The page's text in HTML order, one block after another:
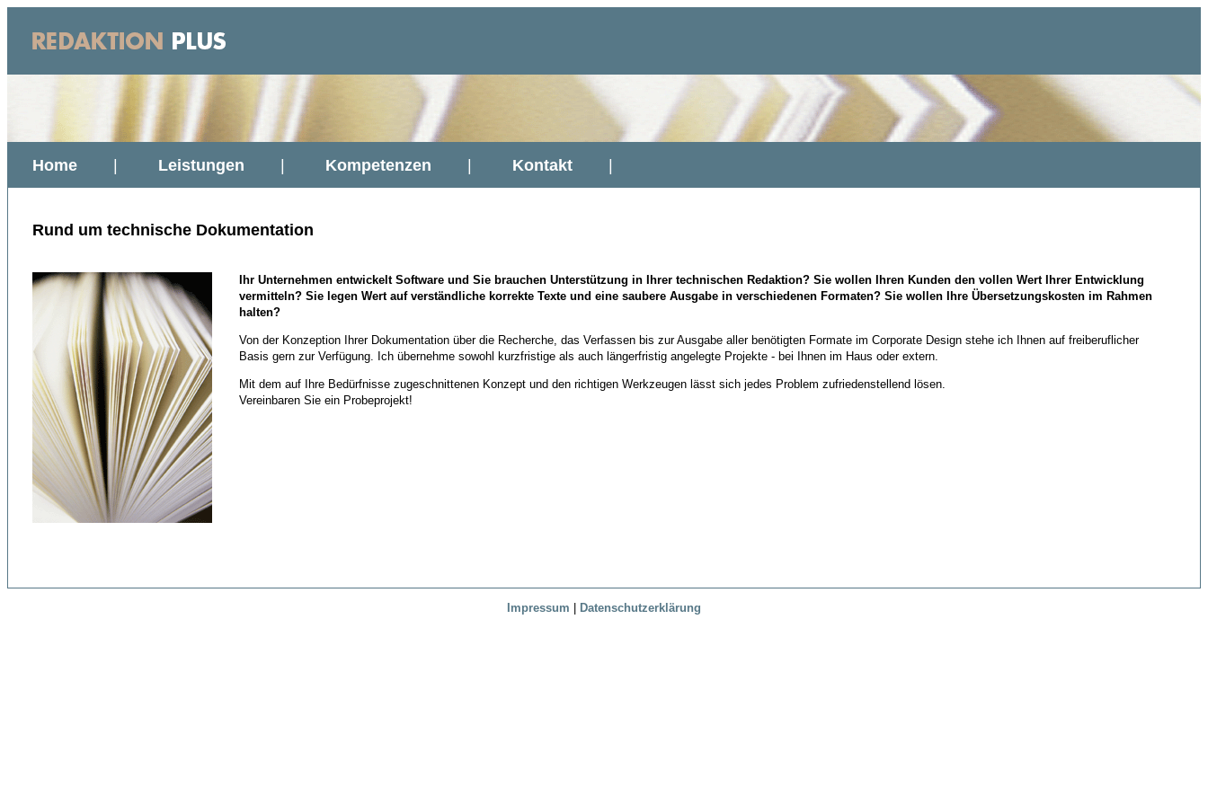
Home Leistungen Kompetenzen Kontakt
Rund um technische Dokumentation
Ihr Unternehmen entwickelt Software und Sie brauchen Unterstützung in Ihrer technischen Redaktion? Sie wollen Ihren Kunden den vollen Wert Ihrer Entwicklung
vermitteln? Sie legen Wert auf verständliche korrekte Texte und eine saubere Ausgabe in verschiedenen Formaten? Sie wollen Ihre Übersetzungskosten im Rahmen
halten?
Von der Konzeption Ihrer Dokumentation über die Recherche, das Verfassen bis zur Ausgabe aller benötigten Formate im Corporate Design stehe ich Ihnen auf freiberuflicher
Basis gern zur Verfügung. Ich übernehme sowohl kurzfristige als auch längerfristig angelegte Projekte - bei Ihnen im Haus oder extern.
Mit dem auf Ihre Bedürfnisse zugeschnittenen Konzept und den richtigen Werkzeugen lässt sich jedes Problem zufriedenstellend lösen.
Vereinbaren Sie ein Probeprojekt!
Impressum Datenschutzerklärung